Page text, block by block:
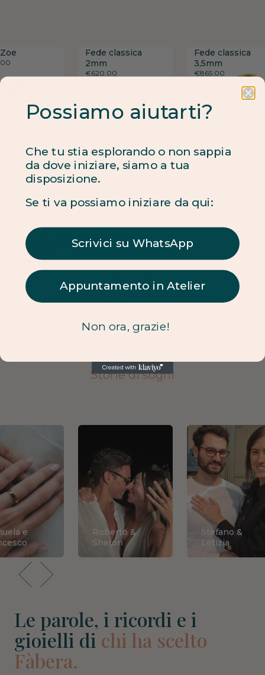
Fede classica
2mm
€620.00
Fede classica
2mm
€620.00
Fede classica
2mm
€620.00
Fede classica
3,5mm
€865.00
Fede classica
3,5mm
€865.00
Fede classica
3,5mm
€865.00
Gioielli preziosi da
indossare ogni giorno
Scopri le collezioni
Storie di sogni
e
Roberto &
Sharon
Stefano &
Letizia
Le parole, i ricordi e i
gioielli di chi ha scelto
Fàbera.
Possiamo aiutarti?
Che tu stia esplorando o non sappia
da dove iniziare, siamo a tua
disposizione.
Se ti va possiamo iniziare da qui:
Scrivici su WhatsApp
Appuntamento in Atelier
Non ora, grazie!